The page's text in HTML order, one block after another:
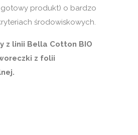
produkt) o bardzo
środowiskowych.
z linii Bella Cotton BIO
z folii